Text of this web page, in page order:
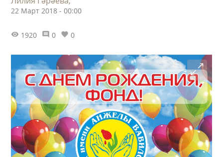
22 Март 2018 - 00:00
1920 0 0